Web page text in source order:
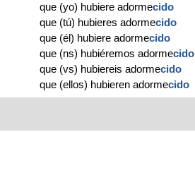
que (yo) hubiere adormecido
que (tú) hubieres adormecido
que (él) hubiere adormecido
que (ns) hubiéremos adormecido
que (vs) hubiereis adormecido
que (ellos) hubieren adormecido